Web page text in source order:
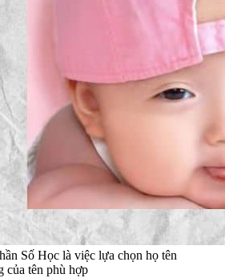
Số Học là việc lựa chọn họ tên
của tên phù hợp